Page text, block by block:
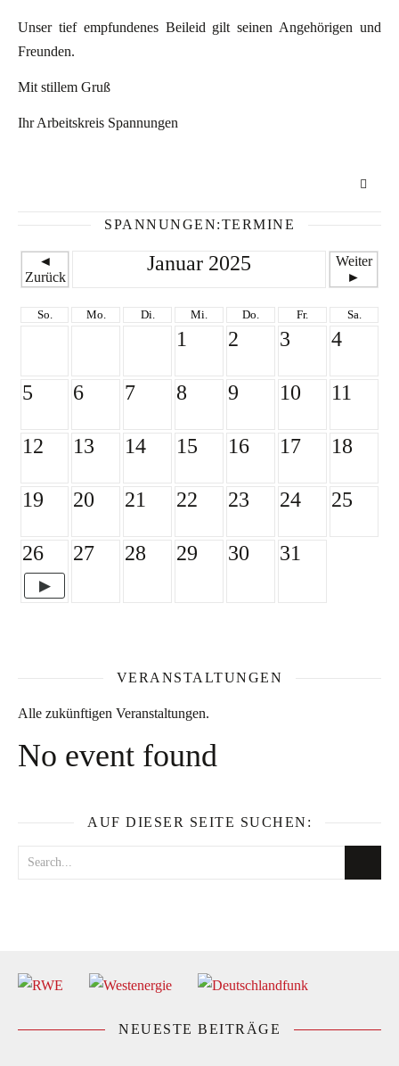
Unser tief empfundenes Beileid gilt seinen Angehörigen und
Freunden.
Mit stillem Gruß
Ihr Arbeitskreis Spannungen
SPANNUNGEN:TERMINE
◄
Zurück
Januar 2025
Weiter
►
So. Mo. Di. Mi. Do. Fr. Sa.
1 2 3 4
5 6 7 8 9 10 11
12 13 14 15 16 17 18
19 20 21 22 23 24 25
26 27 28 29 30 31
VERANSTALTUNGEN
Alle zukünftigen Veranstaltungen.
No event found
AUF DIESER SEITE SUCHEN:
NEUESTE BEITRÄGE